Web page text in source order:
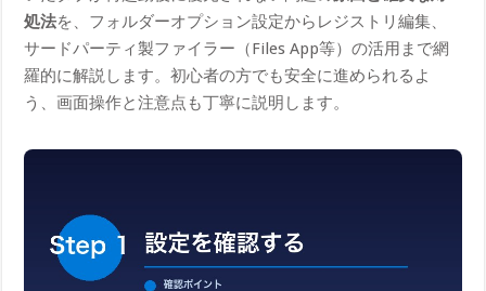
処法を、フォルダーオプション設定からレジストリ編集、
サードパーティ製ファイラー（Files App等）の活用まで網
羅的に解説します。初心者の方でも安全に進められるよ
う、画面操作と注意点も丁寧に説明します。